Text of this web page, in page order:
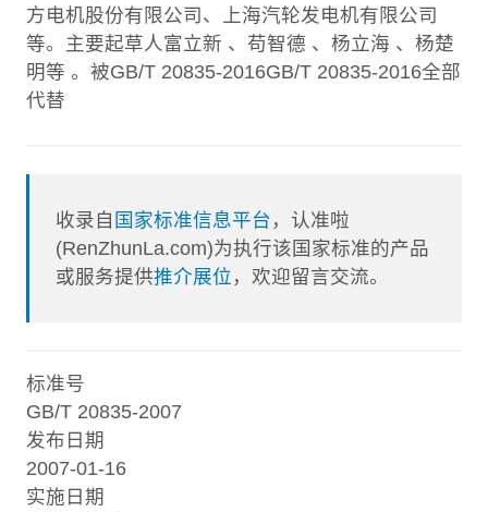
方电机股份有限公司、上海汽轮发电机有限公司
等。主要起草人富立新 、苟智德 、杨立海 、杨楚
明等 。被GB/T 20835-2016GB/T 20835-2016全部
代替
收录自 国家标准信息平台 ，认准啦
(RenZhunLa.com)为执行该国家标准的产品
或服务提供推介展位 ，欢迎留言交流。
标准号
GB/T 20835-2007
发布日期
2007-01-16
实施日期